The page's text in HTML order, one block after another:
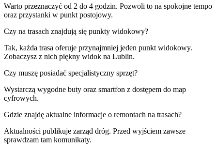
Warto przeznaczyć od 2 do 4 godzin. Pozwoli to na spokojne tempo
oraz przystanki w punkt postojowy.
Czy na trasach znajdują się punkty widokowy?
Tak, każda trasa oferuje przynajmniej jeden punkt widokowy.
Zobaczysz z nich piękny widok na Lublin.
Czy muszę posiadać specjalistyczny sprzęt?
Wystarczą wygodne buty oraz smartfon z dostępem do map
cyfrowych.
Gdzie znajdę aktualne informacje o remontach na trasach?
Aktualności publikuje zarząd dróg. Przed wyjściem zawsze
sprawdzam tam komunikaty.